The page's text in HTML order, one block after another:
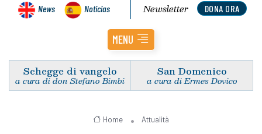
News Noticias DONA ORA
Newsletter
MENU
Schegge di vangelo
a cura di don Stefano Bimbi
San Domenico
a cura di Ermes Dovico
Home Attualità